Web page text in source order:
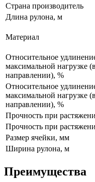
Страна производитель
Длина рулона, м
Материал
Относительное
максимальной нагрузке
направлении), %
Относительное
максимальной нагрузке
направлении), %
Прочность при
Прочность при
Размер ячейки, мм
Ширина рулона, м
Преимущества